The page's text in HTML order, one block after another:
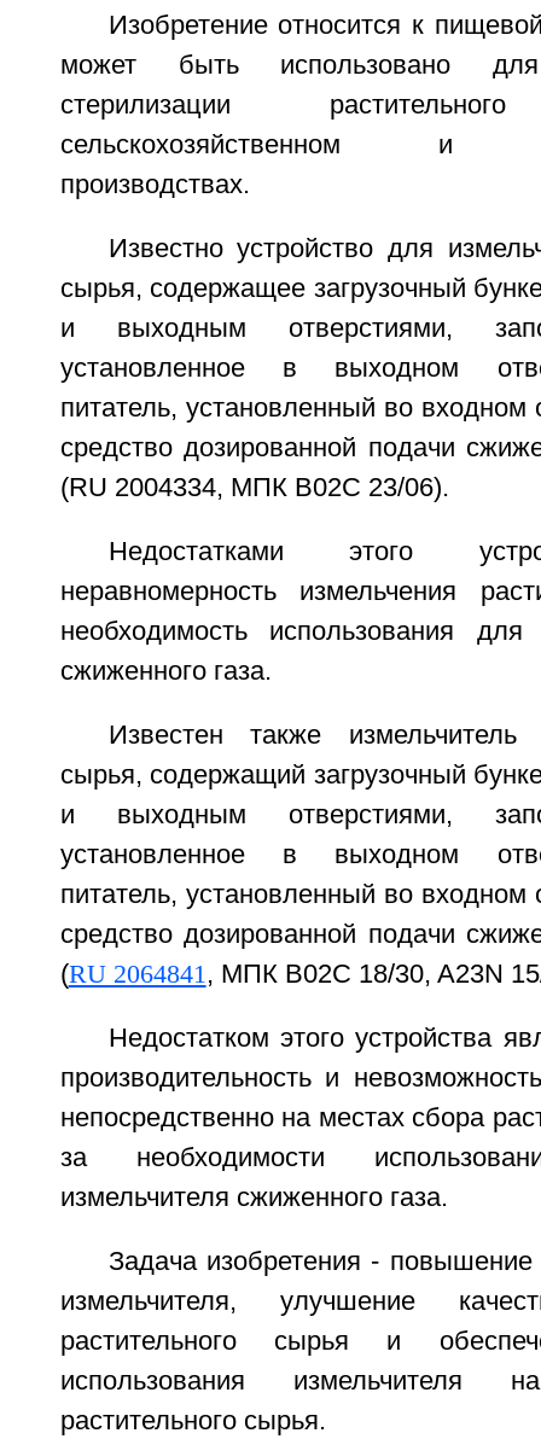
Изобретение относится к
может быть использовано
стерилизации
сельскохозяйственном и
производствах.
Известно устройство для
сырья, содержащее загрузочный
и выходным отверстиями,
установленное в выходном
питатель, установленный во входном
средство дозированной подачи
(RU 2004334, МПК B02C 23/06).
Недостатками этого
неравномерность измельчения
необходимость использования для
сжиженного газа.
Известен также измельчитель
сырья, содержащий загрузочный
и выходным отверстиями,
установленное в выходном
питатель, установленный во входном
средство дозированной подачи
(RU 2064841, МПК B02C 18/30, A23N
Недостатком этого устройства
производительность и
непосредственно на местах сбора
за необходимости
измельчителя сжиженного газа.
Задача изобретения - повышение
измельчителя, улучшение
растительного сырья и
использования измельчителя
растительного сырья.